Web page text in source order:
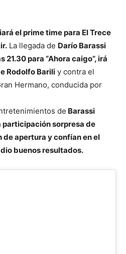
el prime time para El Trece
La llegada de Darío Barassi
21.30 para “Ahora caigo”, irá
Rodolfo Barili y contra el
Hermano, conducida por
de Barassi
participación sorpresa de
de apertura y confían en el
buenos resultados.